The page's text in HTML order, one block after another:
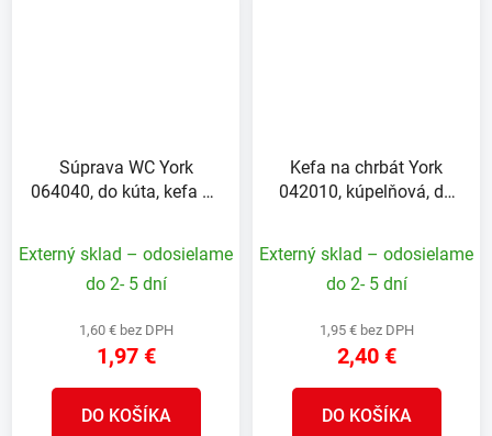
Súprava WC York
064040, do kúta, kefa so
Externý sklad – odosielame
do 2- 5 dní
1,60 € bez DPH
1,97 €
DO KOŠÍKA
Kefa na chrbát York
042010, kúpelňová, do
Externý sklad – odosielame
do 2- 5 dní
1,95 € bez DPH
2,40 €
DO KOŠÍKA